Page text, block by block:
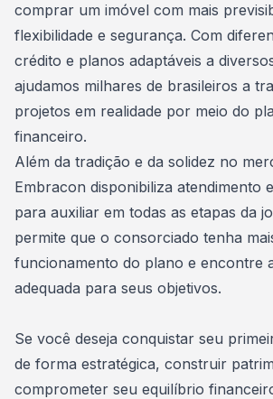
comprar um imóvel com mais
flexibilidade e segurança. Com
crédito e planos adaptáveis a
ajudamos milhares de brasileiros a
projetos em realidade por meio do
financeiro.
Além da tradição e da solidez no
Embracon disponibiliza atendimento
para auxiliar em todas as etapas da
permite que o consorciado tenha
funcionamento do plano e encontre
adequada para seus objetivos.
Se você deseja conquistar seu
de forma estratégica, construir
comprometer seu equilíbrio